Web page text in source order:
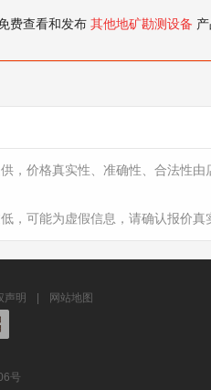
费查看和发布 其他地矿勘测设备
，价格真实性、准确性、合法性
可能为虚假信息，请确认报价真
声明 网站地图
号